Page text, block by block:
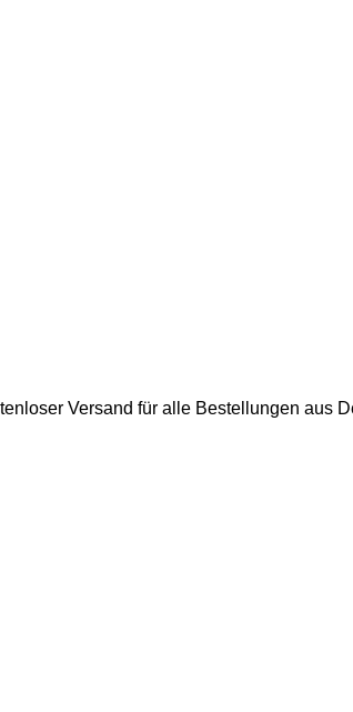
Versand für alle Bestellungen aus